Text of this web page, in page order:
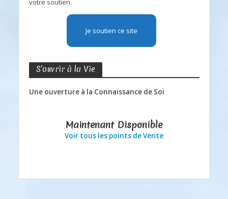
votre soutien.
Je soutien ce site
S’ouvrir à la Vie
Une ouverture à la Connaissance de Soi
Maintenant Disponible
Voir tous les points de Vente